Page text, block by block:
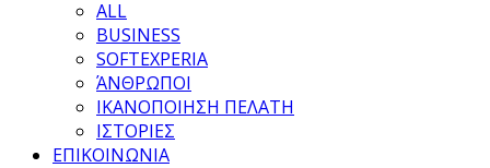
ALL
BUSINESS
SOFTEXPERIA
ΆΝΘΡΩΠΟΙ
ΙΚΑΝΟΠΟΙΗΣΗ ΠΕΛΑΤΗ
ΙΣΤΟΡΙΕΣ
ΕΠΙΚΟΙΝΩΝΙΑ